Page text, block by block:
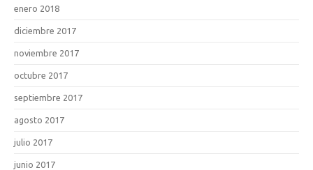
enero 2018
diciembre 2017
noviembre 2017
octubre 2017
septiembre 2017
agosto 2017
julio 2017
junio 2017